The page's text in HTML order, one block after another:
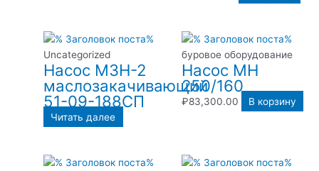
Uncategorized
Насос МЗН-2
маслозакачивающий
51-09-188СП
Читать далее
буровое оборудование
Насос МН
250/160
₽83,300.00 В корзину